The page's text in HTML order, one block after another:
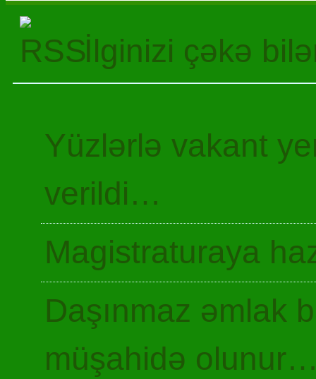
İlginizi çəkə
Yüzlərlə vakant
verildi…
Magistraturaya
Daşınmaz əmlak
müşahidə